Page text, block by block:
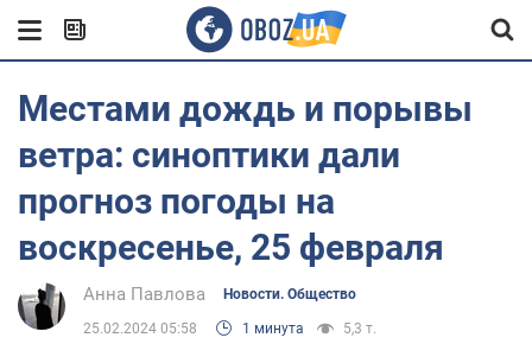
Местами дождь и порывы
ветра: синоптики дали
прогноз погоды на
воскресенье, 25 февраля
Анна Павлова Новости. Общество
25.02.2024 05:58 1 минута 5,3 т.